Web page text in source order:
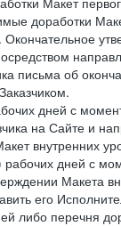
доработки
письма об
дней с
на Сайте и
внутренних
дней с
Макета
его
либо перечня